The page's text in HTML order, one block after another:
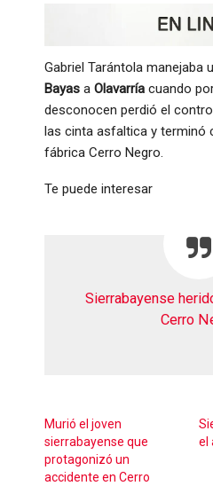
Gabriel Tarántola manejaba
Bayas a Olavarría cuando
desconocen perdió el
las cinta asfaltica y terminó
fábrica Cerro Negro.
Te puede interesar
Sierrabayense
Cerro
Murió el joven
sierrabayense que
protagonizó un
accidente en Cerro
el